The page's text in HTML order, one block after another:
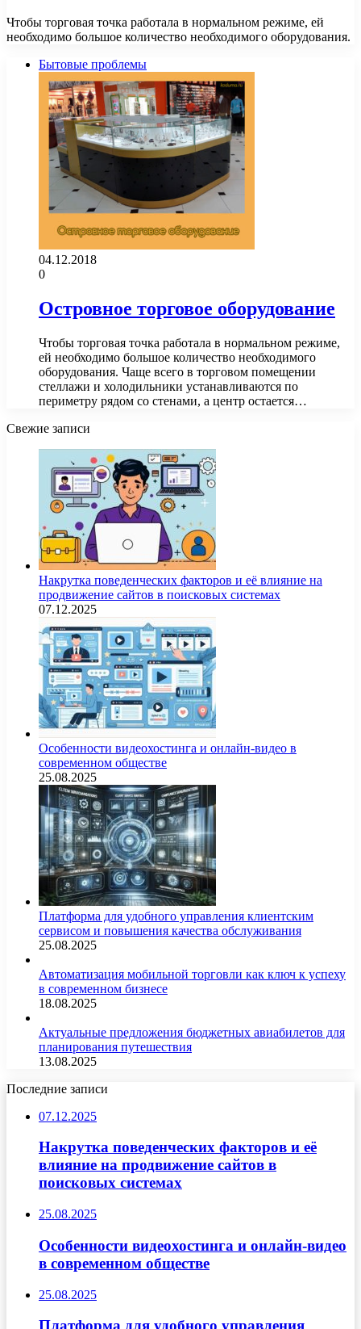
Чтобы торговая точка работала в нормальном режиме, ей
необходимо большое количество необходимого оборудования.
Бытовые проблемы
04.12.2018
0
Островное торговое оборудование
Чтобы торговая точка работала в нормальном режиме,
ей необходимо большое количество необходимого
оборудования. Чаще всего в торговом помещении
стеллажи и холодильники устанавливаются по
периметру рядом со стенами, а центр остается…
Свежие записи
Накрутка поведенческих факторов и её влияние на
продвижение сайтов в поисковых системах
07.12.2025
Особенности видеохостинга и онлайн-видео в
современном обществе
25.08.2025
Платформа для удобного управления клиентским
сервисом и повышения качества обслуживания
25.08.2025
Автоматизация мобильной торговли как ключ к успеху
в современном бизнесе
18.08.2025
Актуальные предложения бюджетных авиабилетов для
планирования путешествия
13.08.2025
Последние записи
07.12.2025
Накрутка поведенческих факторов и её
влияние на продвижение сайтов в
поисковых системах
25.08.2025
Особенности видеохостинга и онлайн-видео
в современном обществе
25.08.2025
Платформа для удобного управления